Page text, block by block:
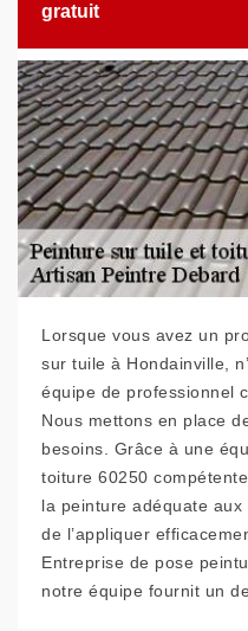
gratuit
Lorsque vous avez un
sur tuile à Hondainville,
équipe de professionnel
Nous mettons en place
besoins. Grâce à une
toiture 60250
la peinture adéquate
de l’appliquer
Entreprise de pose
notre équipe fournit un